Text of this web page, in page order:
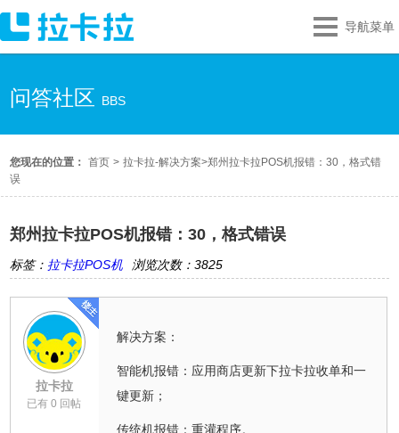
导航菜单
问答社区 BBS
您现在的位置： 首页 > 拉卡拉-解决方案>郑州拉卡拉POS机报错：30，格式错
误
郑州拉卡拉POS机报错：30，格式错误
标签： 拉卡拉POS机 浏览次数：3825
拉卡拉
已有 0 回帖
解决方案：
智能机报错：应用商店更新下拉卡拉收单和一
键更新；
传统机报错：重灌程序。